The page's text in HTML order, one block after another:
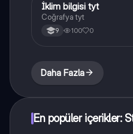
Coğrafya
İklim bilgisi tyt
Coğrafya tyt
9 100 0
Daha Fazla
En popüler içerikler: